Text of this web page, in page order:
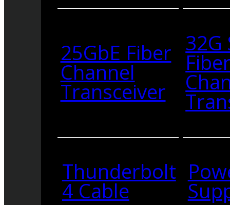
25GbE Fiber
Channel
Transceiver
32G
Thunderbolt
4 Cable